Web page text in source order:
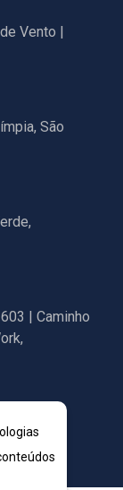
Vento |
São
| Caminho